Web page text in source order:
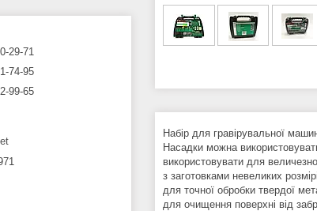
Набір для гравірувальної
Насадки можна
використовувати для
з заготовками невеликих
для точної обробки твердої
для очищення поверхні від
29-71
74-95
99-65